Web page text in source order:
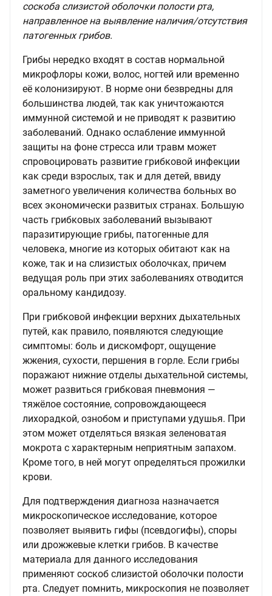
соскоба слизистой оболочки полости рта,
направленное на выявление наличия/отсутствия
патогенных грибов.
Грибы нередко входят в состав нормальной
микрофлоры кожи, волос, ногтей или временно
её колонизируют. В норме они безвредны для
большинства людей, так как уничтожаются
иммунной системой и не приводят к развитию
заболеваний. Однако ослабление иммунной
защиты на фоне стресса или травм может
спровоцировать развитие грибковой инфекции
как среди взрослых, так и для детей, ввиду
заметного увеличения количества больных во
всех экономически развитых странах. Большую
часть грибковых заболеваний вызывают
паразитирующие грибы, патогенные для
человека, многие из которых обитают как на
коже, так и на слизистых оболочках, причем
ведущая роль при этих заболеваниях отводится
оральному кандидозу.
При грибковой инфекции верхних дыхательных
путей, как правило, появляются следующие
симптомы: боль и дискомфорт, ощущение
жжения, сухости, першения в горле. Если грибы
поражают нижние отделы дыхательной системы,
может развиться грибковая пневмония —
тяжёлое состояние, сопровождающееся
лихорадкой, ознобом и приступами удушья. При
этом может отделяться вязкая зеленоватая
мокрота с характерным неприятным запахом.
Кроме того, в ней могут определяться прожилки
крови.
Для подтверждения диагноза назначается
микроскопическое исследование, которое
позволяет выявить гифы (псевдогифы), споры
или дрожжевые клетки грибов. В качестве
материала для данного исследования
применяют соскоб слизистой оболочки полости
рта. Следует помнить, микроскопия не позволяет